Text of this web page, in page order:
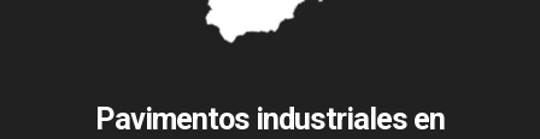
Pavimentos industriales en